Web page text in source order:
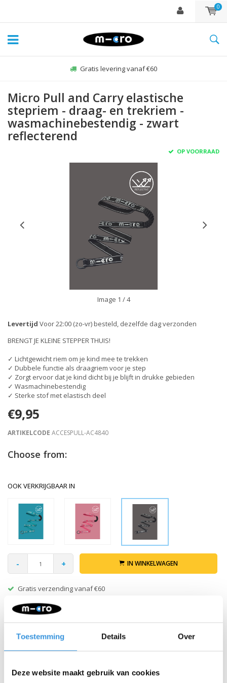
Toestemming Details Over
Deze website maakt gebruik van cookies
0
Gratis levering vanaf €60
Micro Pull and Carry elastische
stepriem - draag- en trekriem -
wasmachinebestendig - zwart
reflecterend
OP VOORRAAD
Image 1 / 4
Levertijd Voor 22:00 (zo-vr) besteld, dezelfde dag verzonden
BRENGT JE KLEINE STEPPER THUIS!
✓ Lichtgewicht riem om je kind mee te trekken
✓ Dubbele functie als draagriem voor je step
✓ Zorgt ervoor dat je kind dicht bij je blijft in drukke gebieden
✓ Wasmachinebestendig
✓ Sterke stof met elastisch deel
€9,95
ARTIKELCODE ACCESPULL-AC4840
Choose from:
OOK VERKRIJGBAAR IN
- + IN WINKELWAGEN
Gratis verzending vanaf €60
Beschrijving
Micro Pull and Carry elastische
Steppen is een geweldige manier voor kinderen om actief te zijn,